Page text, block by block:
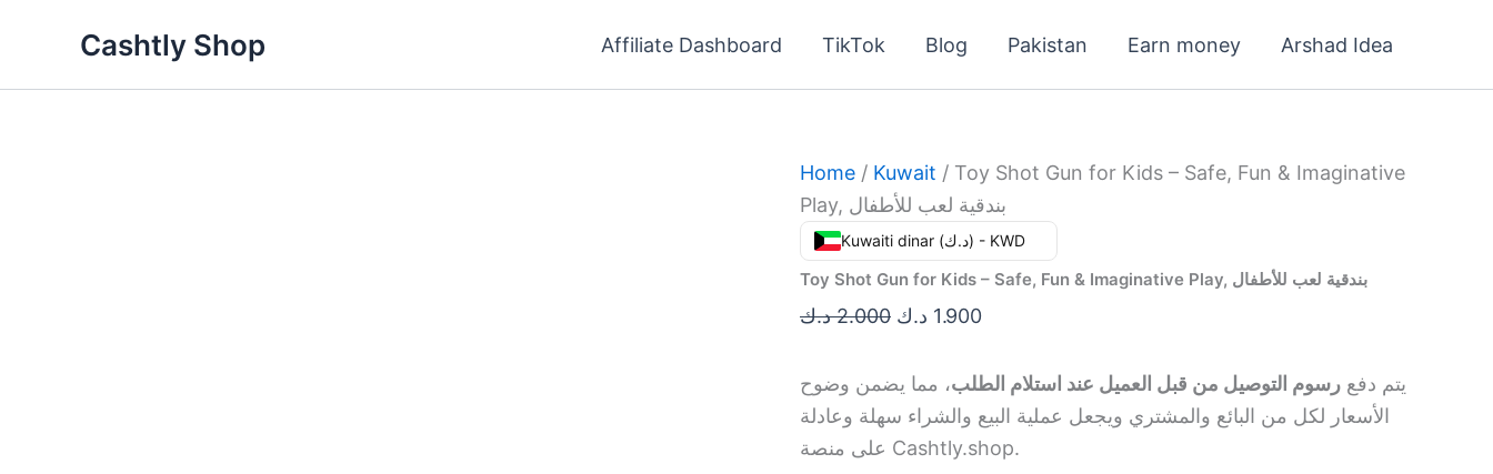
Cashtly Shop Affiliate Dashboard TikTok Blog Pakistan Earn money Arshad Idea
Home / Kuwait / Toy Shot Gun for Kids – Safe, Fun & Imaginative
Play, بندقية لعب للأطفال
Kuwaiti dinar (د.ك) - KWD
Toy Shot Gun for Kids – Safe, Fun & Imaginative Play, بندقية لعب للأطفال
2.000 د.ك
price
1.900 د.ك
price
يتم دفع رسوم التوصيل من قبل العميل عند استلام الطلب، مما يضمن وضوح
الأسعار لكل من البائع والمشتري ويجعل عملية البيع والشراء سهلة وعادلة
على منصة Cashtly.shop.
Gun
Fun
Imaginative
Play,
بندقية
لعب
quantity